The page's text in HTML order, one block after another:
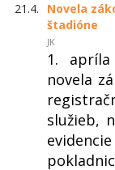
21.4.
Novela
štadióne
JK
1.
novela
služieb,